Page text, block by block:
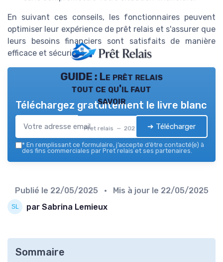
En suivant ces conseils, les fonctionnaires peuvent
optimiser leur expérience de prêt relais et s'assurer que
leurs besoins financiers sont satisfaits de manière
efficace et sécurisée.
GUIDE : Le prêt relais
tout ce qu'il faut
savoir
Pret relais — 2026
Téléchargez gratuitement le livre blanc
➔ Télécharger
* En remplissant ce formulaire, j’accepte d’être contacté(e) à
des fins commerciales par Pret relais et ses partenaires.
Publié le 22/05/2025 • Mis à jour le 22/05/2025
par Sabrina Lemieux
Sommaire